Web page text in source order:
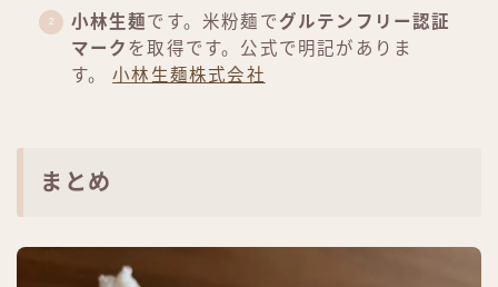
小林生麺です。米粉麺で グルテンフリー認証
マーク を取得です。公式で明記がありま
す。小林生麺株式会社
まとめ